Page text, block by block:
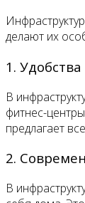
делают их
1.
В
фитнес-
предлагает
2.
В